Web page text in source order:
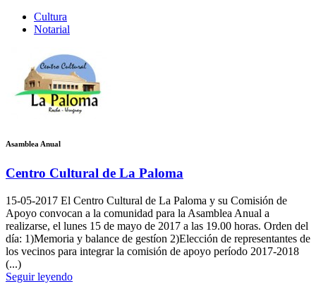
Cultura
Notarial
Asamblea Anual
Centro Cultural de La Paloma
15-05-2017 El Centro Cultural de La Paloma y su Comisión de
Apoyo convocan a la comunidad para la Asamblea Anual a
realizarse, el lunes 15 de mayo de 2017 a las 19.00 horas. Orden del
día: 1)Memoria y balance de gestíon 2)Elección de representantes de
los vecinos para integrar la comisión de apoyo período 2017-2018
(...)
Seguir leyendo